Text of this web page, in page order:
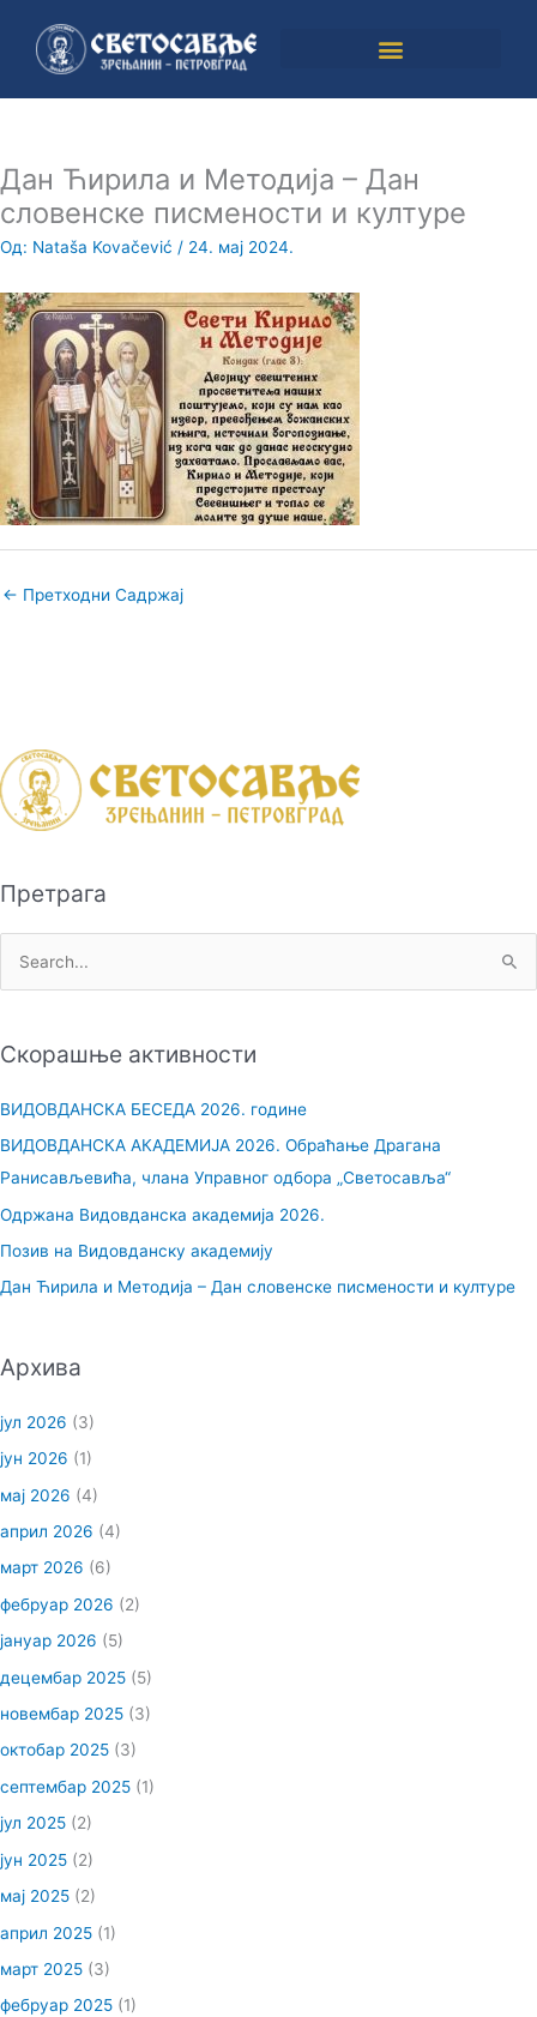
садржај
Дан Ћирила и Методија – Дан
словенске писмености и културе
Од: Nataša Kovačević / 24. мај 2024.
← Претходни Садржај
Претрага
т
з
а
:
Скорашње активности
ВИДОВДАНСКА БЕСЕДА 2026. године
ВИДОВДАНСКА АКАДЕМИЈА 2026. Обраћање Драгана
Ранисављевића, члана Управног одбора „Светосавља“
Одржана Видовданска академија 2026.
Позив на Видовданску академију
Дан Ћирила и Методија – Дан словенске писмености и културе
Архива
јул 2026 (3)
јун 2026 (1)
мај 2026 (4)
април 2026 (4)
март 2026 (6)
фебруар 2026 (2)
јануар 2026 (5)
децембар 2025 (5)
новембар 2025 (3)
октобар 2025 (3)
септембар 2025 (1)
јул 2025 (2)
јун 2025 (2)
мај 2025 (2)
април 2025 (1)
март 2025 (3)
фебруар 2025 (1)